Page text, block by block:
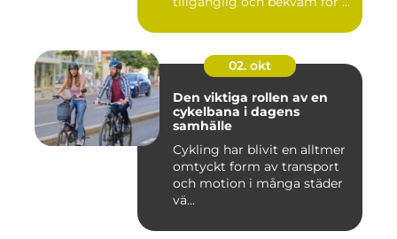
02. okt
Den viktiga rollen av en
cykelbana i dagens
samhälle
Cykling har blivit en alltmer
omtyckt form av transport
och motion i många städer
vä...